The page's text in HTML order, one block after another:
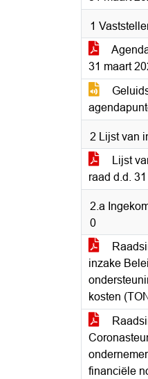
1
31 maart
2 Lijst van
Lijst
raad d.d.
2.a
0
inzake
kosten
financiële